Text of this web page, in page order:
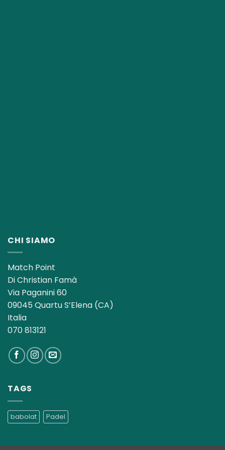
CHI SIAMO
Match Point
Di Christian Famà
Via Paganini 60
09045 Quartu S’Elena (CA)
Italia
070 813121
TAGS
babolat Padel